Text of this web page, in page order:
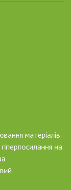
матеріалів
на